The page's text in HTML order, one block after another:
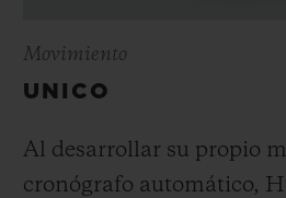
Movimiento
UNICO
Al desarrollar su propio
cronógrafo automático,